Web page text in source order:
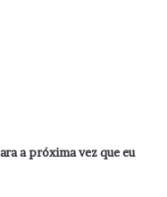
a próxima vez que eu